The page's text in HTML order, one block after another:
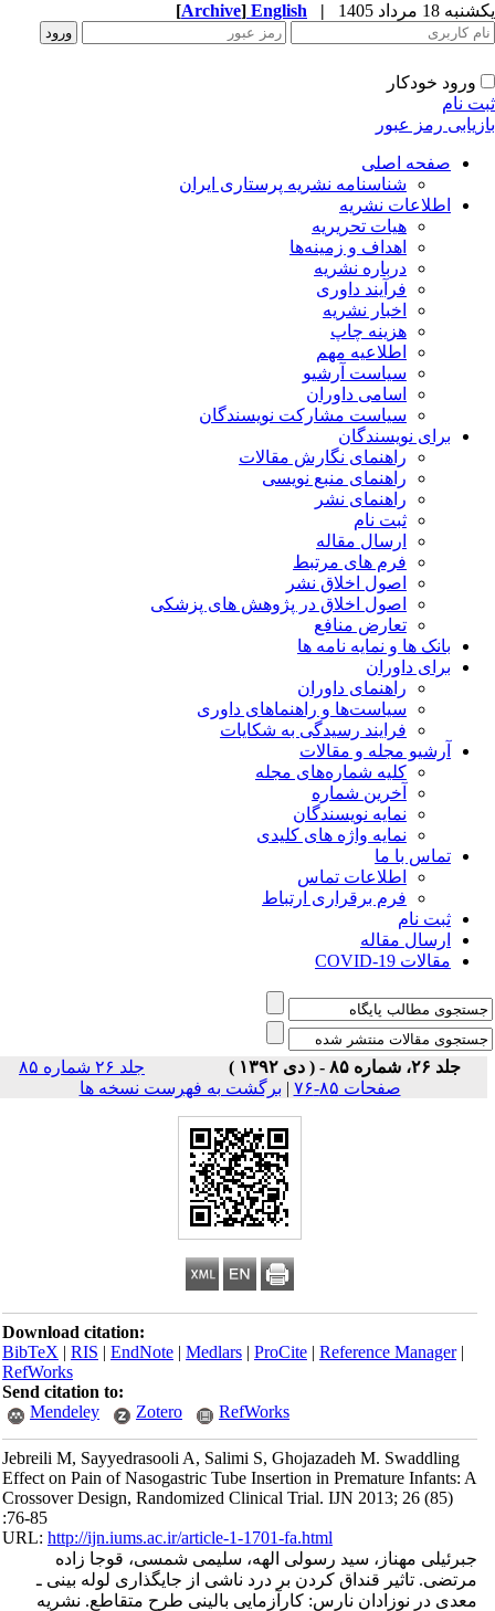
18 مرداد 1405 |
English
[Archive]
ورود خودکار
نام
رمز عبور
صفحه اصلی
شناسنامه نشریه پرستاری ایران
اطلاعات نشریه
هیات تحریریه
اهداف و زمینه‌ها
درباره نشریه
فرآیند داوری
اخبار نشریه
هزینه چاپ
اطلاعیه مهم
سیاست آرشیو
اسامی داوران
سیاست مشارکت نویسندگان
برای نویسندگان
راهنمای نگارش مقالات
راهنمای منبع نویسی
راهنمای نشر
ثبت نام
ارسال مقاله
فرم های مرتبط
اصول اخلاق نشر
اصول اخلاق در پژوهش های پزشکی
تعارض منافع
بانک ها و نمایه نامه ها
برای داوران
راهنمای داوران
سیاست‌ها و راهنماهای داوری
فرایند رسیدگی به شکایات
آرشیو مجله و مقالات
کلیه شماره‌های مجله
آخرین شماره
نمایه نویسندگان
نمایه واژه های کلیدی
تماس با ما
اطلاعات تماس
فرم برقراری ارتباط
ثبت نام
ارسال مقاله
مقالات COVID-19
جلد ۲۶، شماره ۸۵ - ( دی ۱۳۹۲ )
جلد ۲۶ شماره ۸۵
صفحات ۸۵-۷۶
|برگشت به فهرست نسخه ها
Download citation:
BibTeX|RIS|EndNote|Medlars|ProCite|Reference Manager
RefWorks
Send citation to:
Mendeley
Zotero RefWorks
Jebreili M, Sayyedrasooli A, Salimi S, Ghojazadeh M. Swaddling
Effect on Pain of Nasogastric Tube Insertion in Premature Infants: A
Crossover Design, Randomized Clinical Trial. IJN 2013; 26 (85)
:76-85
URL:http://ijn.iums.ac.ir/article-1-1701-fa.html
جبرئیلی مهناز، سید رسولی الهه، سلیمی شمسی، قوجا زاده
مرتضی. تاثیر قنداق کردن بر درد ناشی از جایگذاری لوله بینی ـ
معدی در نوزادان نارس: کارآزمایی بالینی طرح متقاطع. نشریه